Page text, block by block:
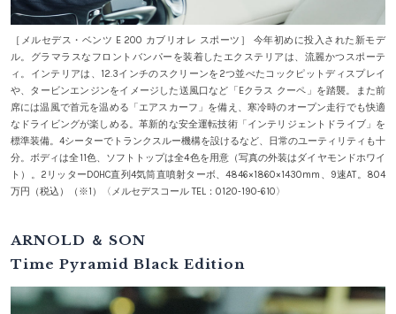
［メルセデス・ベンツ E 200 カブリオレ スポーツ］ 今年初めに投入された新モデ
ル。グラマラスなフロントバンパーを装着したエクステリアは、流麗かつスポーテ
ィ。インテリアは、12.3インチのスクリーンを2つ並べたコックピットディスプレイ
や、タービンエンジンをイメージした送風口など「Eクラス クーペ」を踏襲。また前
席には温風で首元を温める「エアスカーフ」を備え、寒冷時のオープン走行でも快適
なドライビングが楽しめる。革新的な安全運転技術「インテリジェントドライブ」を
標準装備。4シーターでトランクスルー機構を設けるなど、日常のユーティリティも十
分。ボディは全11色、ソフトトップは全4色を用意（写真の外装はダイヤモンドホワイ
ト）。2リッターDOHC直列4気筒直噴射ターボ、4846×1860×1430mm、9速AT。804
万円（税込）（※1）〈メルセデスコール TEL：0120‐190‐610〉
ARNOLD ＆ SON
Time Pyramid Black Edition